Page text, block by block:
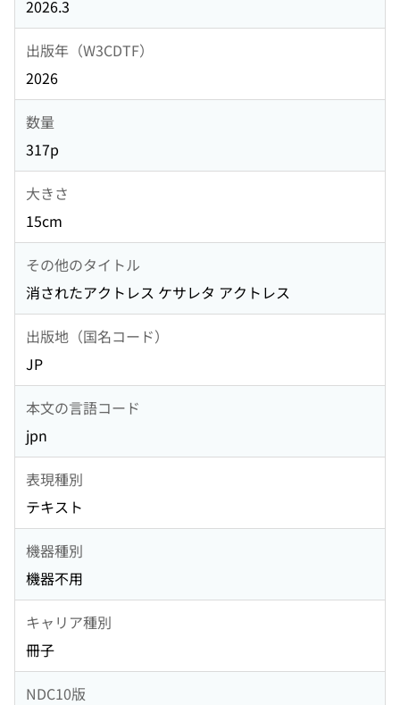
2026.3
出版年（W3CDTF）
2026
数量
317p
大きさ
15cm
その他のタイトル
消されたアクトレス ケサレタ アクトレス
出版地（国名コード）
JP
本文の言語コード
jpn
表現種別
テキスト
機器種別
機器不用
キャリア種別
冊子
NDC10版